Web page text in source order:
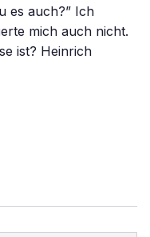
es auch?” Ich
mich auch nicht.
ist? Heinrich